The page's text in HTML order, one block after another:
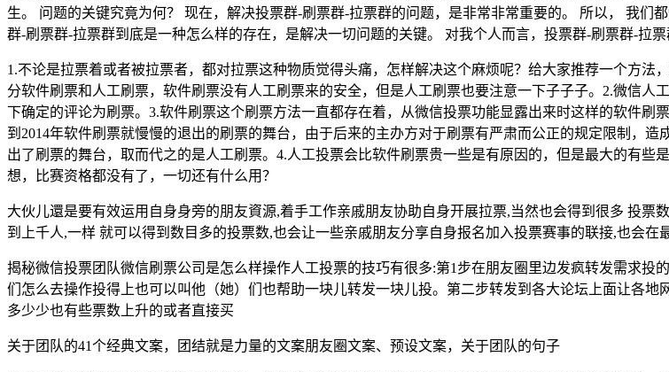
生。 问题的关键究竟为何？ 现在，解决投票群-刷票群-拉票群的问题，是非常非常重要的。 所以， 我
群-刷票群-拉票群到底是一种怎么样的存在，是解决一切问题的关键。 对我个人而言，投票群-刷票群-拉
1.不论是拉票着或者被拉票者，都对拉票这种物质觉得头痛，怎样解决这个麻烦呢？给大家推荐一个方
分软件刷票和人工刷票，软件刷票没有人工刷票来的安全，但是人工刷票也要注意一下子子子。2.微信
下确定的评论为刷票。3.软件刷票这个刷票方法一直都存在着，从微信投票功能显露出来时这样的软件
到2014年软件刷票就慢慢的退出的刷票的舞台，由于后来的主办方对于刷票有严肃而公正的规定限制，
出了刷票的舞台，取而代之的是人工刷票。4.人工投票会比软件刷票贵一些是有原因的，但是最大的有
想，比赛资格都没有了，一切还有什么用？
大伙儿還是要有效运用自身身旁的朋友資源,着手工作亲戚朋友协助自身开展拉票,当然也会得到很多 投
到上千人,一样 就可以得到数目多的投票数,也会让一些亲戚朋友分享自身报名加入投票赛事的联接,也会
揭秘微信投票团队微信刷票公司是怎么样操作人工投票的技巧有很多:第1步在朋友圈里边发疯转发需求投
们怎么去操作投得上也可以叫他（她）们也帮助一块儿转发一块儿投。第二步转发到各大论坛上面让各
多少少也有些票数上升的或者直接买
关于团队的41个经典文案，团结就是力量的文案朋友圈文案、预设文案，关于团队的句子